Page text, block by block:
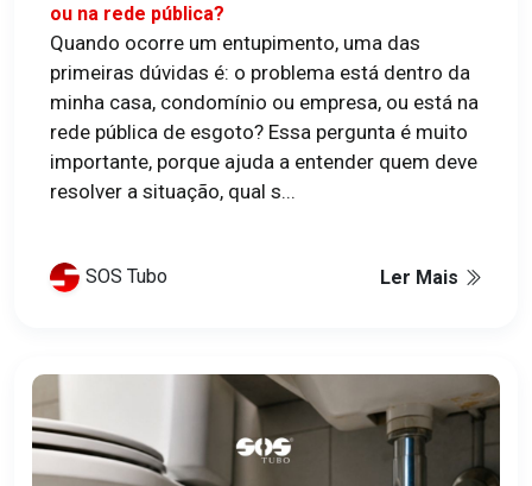
ou na rede pública?
Quando ocorre um entupimento, uma das
primeiras dúvidas é: o problema está dentro da
minha casa, condomínio ou empresa, ou está na
rede pública de esgoto? Essa pergunta é muito
importante, porque ajuda a entender quem deve
resolver a situação, qual s...
SOS Tubo Ler Mais